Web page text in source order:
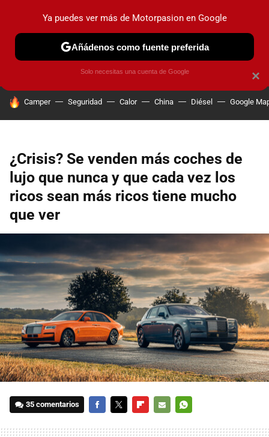
PRUEBAS COCHES ELÉCTRICOS OBSERVATORIO
HOY SE HABLA DE
Camper Seguridad Calor China Diésel Google
¿Crisis? Se venden más coches de
lujo que nunca y que cada vez los
ricos sean más ricos tiene mucho
que ver
35 comentarios
×
Ya puedes ver más de Motorpasion en Google
Añádenos como fuente preferida
Solo necesitas una cuenta de Google